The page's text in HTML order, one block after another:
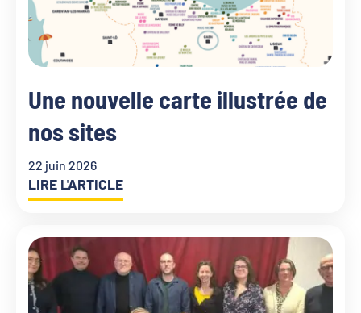
Une nouvelle carte illustrée de
nos sites
22 juin 2026
LIRE L'ARTICLE